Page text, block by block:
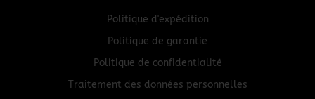
Politique d'expédition
Politique de garantie
Politique de confidentialité
Traitement des données personnelles